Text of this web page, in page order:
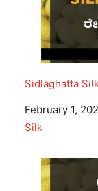
Sidlaghatta
Date
February 1,
In relation to
Silk